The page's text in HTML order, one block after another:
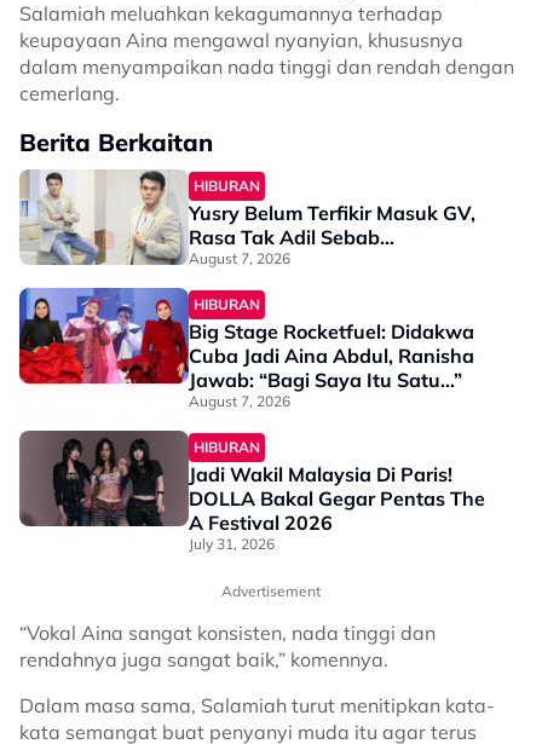
Salamiah meluahkan kekagumannya terhadap
keupayaan Aina mengawal nyanyian, khususnya
dalam menyampaikan nada tinggi dan rendah dengan
cemerlang.
Berita Berkaitan
HIBURAN
Yusry Belum Terfikir Masuk GV,
Rasa Tak Adil Sebab…
August 7, 2026
HIBURAN
Big Stage Rocketfuel: Didakwa
Cuba Jadi Aina Abdul, Ranisha
Jawab: “Bagi Saya Itu Satu…”
August 7, 2026
HIBURAN
Jadi Wakil Malaysia Di Paris!
DOLLA Bakal Gegar Pentas The
A Festival 2026
July 31, 2026
Advertisement
“Vokal Aina sangat konsisten, nada tinggi dan
rendahnya juga sangat baik,” komennya.
Dalam masa sama, Salamiah turut menitipkan kata-
kata semangat buat penyanyi muda itu agar terus